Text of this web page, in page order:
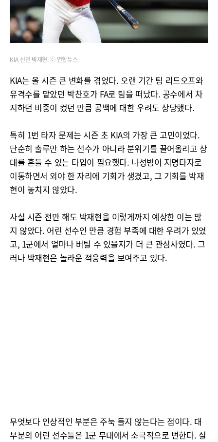
KIA 신인 박재현. ⓒ 연합뉴스
KIA는 올 시즌 큰 변화를 겪었다. 오랜 기간 팀 리드오프와
유격수를 맡았던 박찬호가 FA로 팀을 떠났다. 공수에서 차
지하던 비중이 컸던 만큼 공백에 대한 우려도 상당했다.
특히 1번 타자 문제는 시즌 초 KIA의 가장 큰 고민이었다.
단순히 출루만 하는 선수가 아니라 분위기를 끌어올리고 상
대를 흔들 수 있는 타입이 필요했다. 나성범이 지명타자로
이동하면서 외야 한 자리에 기회가 생겼고, 그 기회를 박재
현이 놓치지 않았다.
사실 시즌 전만 해도 박재현을 이렇게까지 예상한 이는 많
지 않았다. 어린 선수인 만큼 경험 부족에 대한 우려가 있었
고, 1군에서 얼마나 버틸 수 있을지가 더 큰 관심사였다. 그
러나 박재현은 놀라운 적응력을 보여주고 있다.
무엇보다 인상적인 부분은 주눅 들지 않는다는 점이다. 대
부분의 어린 선수들은 1군 무대에서 소극적으로 변한다. 실